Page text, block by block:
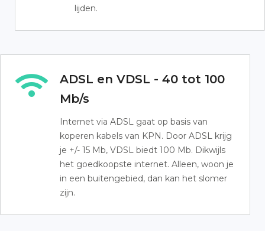
lijden.
ADSL en VDSL - 40 tot 100
Mb/s
Internet via ADSL gaat op basis van
koperen kabels van KPN. Door ADSL krijg
je +/- 15 Mb, VDSL biedt 100 Mb. Dikwijls
het goedkoopste internet. Alleen, woon je
in een buitengebied, dan kan het slomer
zijn.